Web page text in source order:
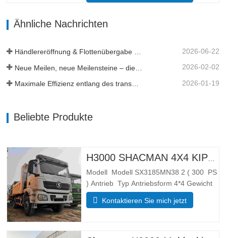
19 Kubikmeter, 20 Kubikmeter ist
Ähnliche Nachrichten
Händlereröffnung & Flottenübergabe in Tansania 2026-06-22
2026-02-02
2026-01-19
Beliebte Produkte
Modell Modell SX3185MN38 2 ( 300 PS
) Antrieb Typ Antriebsform 4*4 Gewicht
Gewichtsparameter Vollständig
Bordstein Masse (kg) Leergewicht 55
Kontaktieren Sie mich jetzt